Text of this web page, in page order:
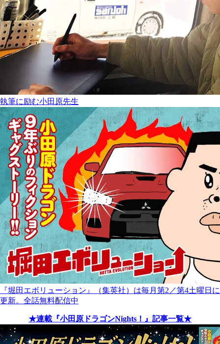
執筆に励む小田原先生
『堀田エボリューション』（集英社）は毎月第2／第4土曜日に
更新。全話無料配信中
★連載『小田原ドラゴンNights！』記事一覧★